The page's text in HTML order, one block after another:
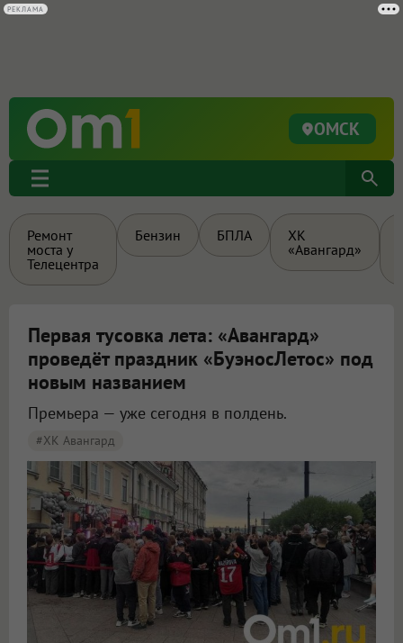
ОМСК
Ремонт
моста у
Телецентра
Бензин БПЛА
ХК
«Авангард»
Первая тусовка лета: «Авангард»
проведёт праздник «БуэносЛетос» под
новым названием
Премьера — уже сегодня в полдень.
#ХК Авангард
РЕКЛАМА